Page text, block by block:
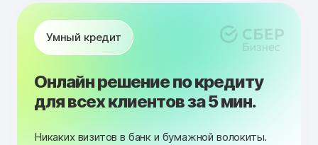
Умный кредит
Онлайн решение по кредиту
для всех клиентов за 5 мин.
Никаких визитов в банк и бумажной волокиты.